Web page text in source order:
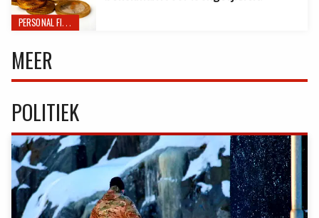
PERSONAL FINANCE
MEER
POLITIEK